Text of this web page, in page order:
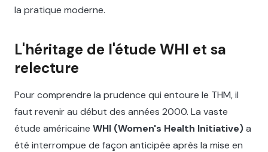
la pratique moderne.
L'héritage de l'étude WHI et sa
relecture
Pour comprendre la prudence qui entoure le THM, il
faut revenir au début des années 2000. La vaste
étude américaine WHI (Women's Health Initiative)a
été interrompue de façon anticipée après la mise en